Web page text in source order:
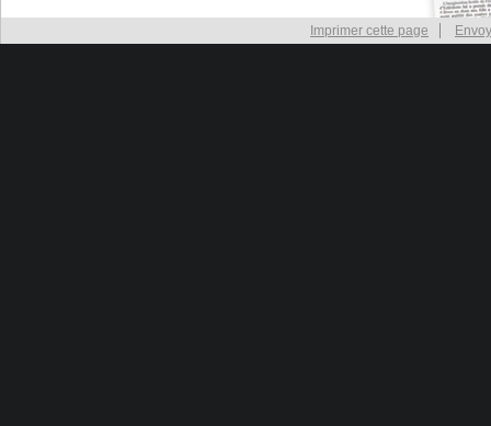
Imprimer cette page